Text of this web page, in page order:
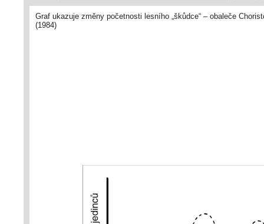
Graf ukazuje změny početnosti lesního „škůdce“ – obaleče
(1984)